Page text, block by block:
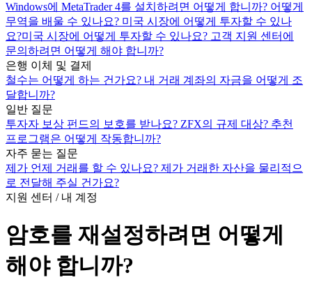
Windows에 MetaTrader 4를 설치하려면 어떻게 합니까? 어떻게
무역을 배울 수 있나요? 미국 시장에 어떻게 투자할 수 있나
요?미국 시장에 어떻게 투자할 수 있나요? 고객 지원 센터에
문의하려면 어떻게 해야 합니까?
은행 이체 및 결제
철수는 어떻게 하는 건가요? 내 거래 계좌의 자금을 어떻게 조
달합니까?
일반 질문
투자자 보상 펀드의 보호를 받나요? ZFX의 규제 대상? 추천
프로그램은 어떻게 작동합니까?
자주 묻는 질문
제가 언제 거래를 할 수 있나요? 제가 거래한 자산을 물리적으
로 전달해 주실 건가요?
지원 센터 / 내 계정
암호를 재설정하려면 어떻게
해야 합니까?